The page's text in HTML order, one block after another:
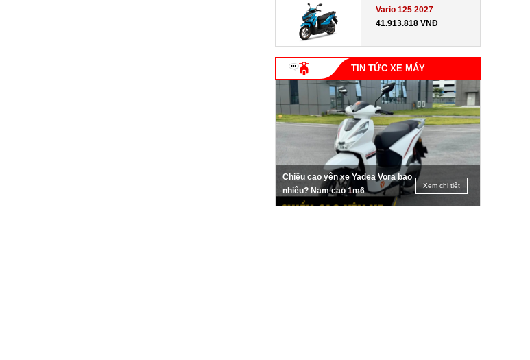
Vario 125 2027
41.913.818 VNĐ
TIN TỨC XE MÁY
Chiều cao yên xe Yadea Vora bao
nhiêu? Nam cao 1m6
Xem chi tiết